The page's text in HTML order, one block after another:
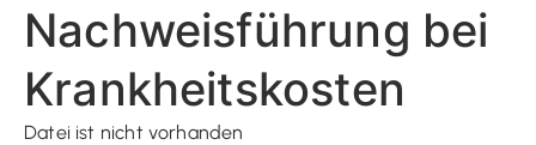
Nachweisführung bei
Krankheitskosten
Datei ist nicht vorhanden